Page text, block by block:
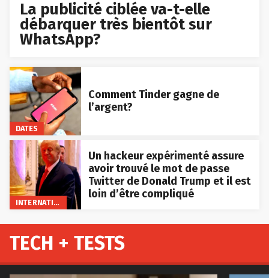
La publicité ciblée va-t-elle
débarquer très bientôt sur
WhatsApp?
DATES
Comment Tinder gagne de
l’argent?
INTERNATIONAL
Un hackeur expérimenté assure
avoir trouvé le mot de passe
Twitter de Donald Trump et il est
loin d’être compliqué
TECH + TESTS